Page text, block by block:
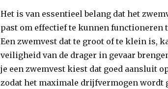
Het is van essentieel belang dat het
past om effectief te kunnen
Een zwemvest dat te groot of te klein is,
veiligheid van de drager in gevaar
je een zwemvest kiest dat goed aansluit
zodat het maximale drijfvermogen wordt